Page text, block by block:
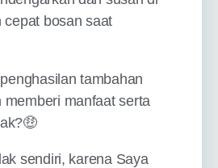
cepat bosan saat
tambahan
memberi manfaat serta
sendiri, karena Saya